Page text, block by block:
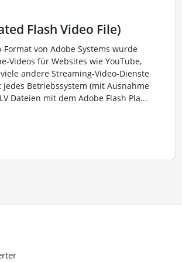
Flash Video File)
Format von Adobe Systems wurde
Videos für Websites wie YouTube,
andere Streaming-Video-Dienste
jedes Betriebssystem (mit Ausnahme
Dateien mit dem Adobe Flash Pla...